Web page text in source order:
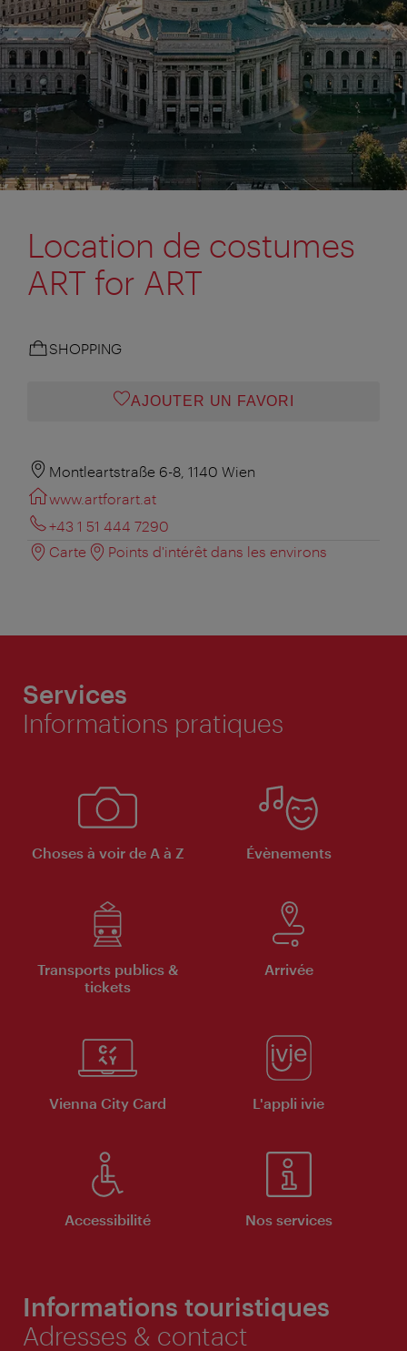
Location de costumes
ART for ART
SHOPPING
AJOUTER UN FAVORI
Montleartstraße 6-8, 1140 Wien
www.artforart.at
+43 1 51 444 7290
Carte
Points d'intérêt dans les environs
Services
Informations pratiques
Choses à voir de A à Z Évènements
Transports publics &
tickets
Arrivée
Vienna City Card L'appli ivie
Accessibilité Nos services
Informations touristiques
Adresses & contact